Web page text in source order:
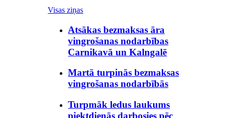
Visas ziņas
Atsākas bezmaksas āra
vingrošanas nodarbības
Carnikavā un Kalngalē
Martā turpinās bezmaksas
vingrošanas nodarbībās
Turpmāk ledus laukums
piektdienās darbosies pēc